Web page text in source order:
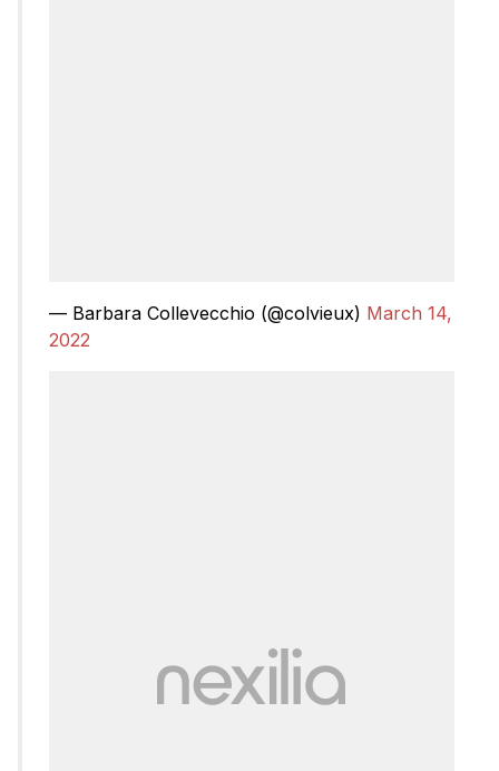
— Barbara Collevecchio (@colvieux) March 14,
2022